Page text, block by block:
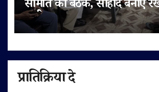
समिति की बैठक, सौहार्द बनाए
अपील
प्रातिक्रिया दे